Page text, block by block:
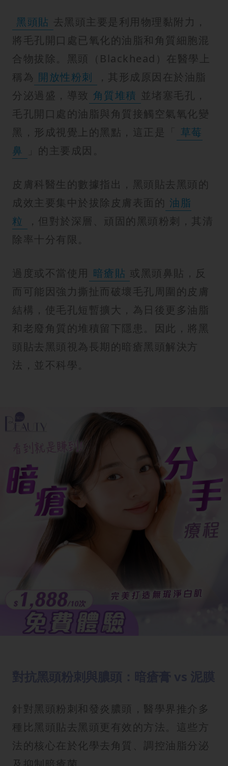
黑頭貼 去黑頭主要是利用物理黏附力，
將毛孔開口處已氧化的油脂和角質細胞混
合物拔除。黑頭（Blackhead）在醫學上
稱為 開放性粉刺
，其形成原因在於油脂
分泌過盛，導致 角質堆積 並堵塞毛孔，
毛孔開口處的油脂與角質接觸空氣氧化變
黑，形成視覺上的黑點，這正是「
草莓
鼻
」的主要成因。
皮膚科醫生的數據指出，黑頭貼去黑頭的
成效主要集中於拔除皮膚表面的 油脂
粒
，但對於深層、頑固的黑頭粉刺，其清
除率十分有限。
過度或不當使用 暗瘡貼 或黑頭鼻貼，反
而可能因強力撕扯而破壞毛孔周圍的皮膚
結構，使毛孔短暫擴大，為日後更多油脂
和老廢角質的堆積留下隱患。因此，將黑
頭貼去黑頭視為長期的暗瘡黑頭解決方
法，並不科學。
針對黑頭粉刺和發炎膿頭，醫學界推介多
種比黑頭貼去黑頭更有效的方法。這些方
法的核心在於化學去角質、調控油脂分泌